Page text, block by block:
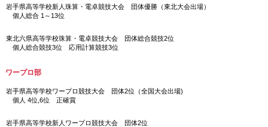
岩手県高等学校新人珠算・電卓競技大会 団体優勝（東北大会出場）
個人総合 1～13位
東北六県高等学校珠算・電卓競技大会 団体総合競技2位
個人総合競技3位 応用計算競技3位
ワープロ部
岩手県高等学校ワープロ競技大会 団体2位（全国大会出場)
個人 4位,6位 正確賞
岩手県高等学校新人ワープロ競技大会 団体2位